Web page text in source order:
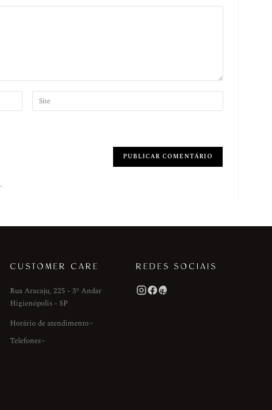
.
CUSTOMER CARE
Rua Aracaju, 225 - 3º Andar
Higienópolis - SP
Horário de atendimento
Telefones
REDES SOCIAIS